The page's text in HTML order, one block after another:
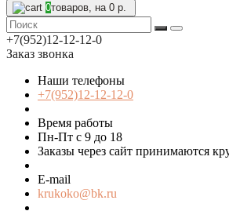
0товаров, на 0 р.
+7(952)12-12-12-0
Заказ звонка
Наши телефоны
+7(952)12-12-12-0
Время работы
Пн-Пт с 9 до 18
Заказы через сайт принимаются
E-mail
krukoko@bk.ru